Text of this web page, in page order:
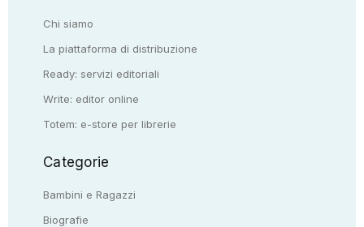
Chi siamo
La piattaforma di distribuzione
Ready: servizi editoriali
Write: editor online
Totem: e-store per librerie
Categorie
Bambini e Ragazzi
Biografie